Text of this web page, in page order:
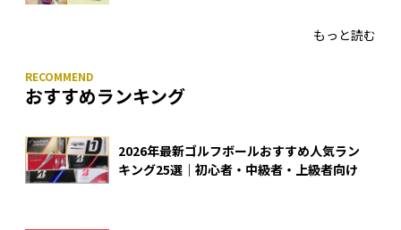
もっと読む
おすすめランキング
2026年最新ゴルフボールおすすめ人気ラン
キング25選｜初心者・中級者・上級者向け